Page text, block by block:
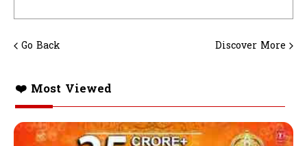
Go Back Discover More
❤️ Most Viewed